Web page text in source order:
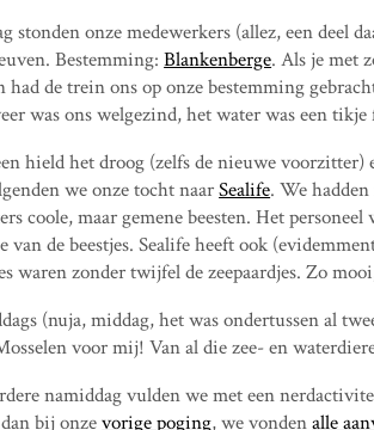
stonden onze medewerkers (allez, een deel
Bestemming:Blankenberge. Als je met
had de trein ons op onze bestemming
was ons welgezind, het water was een
hield het droog (zelfs de nieuwe
we onze tocht naarSealife. We
coole, maar gemene beesten. Het
van de beestjes. Sealife heeft ook
waren zonder twijfel de zeepaardjes. Zo
(nuja, middag, het was ondertussen al
voor mij! Van al die zee- en
namiddag vulden we met een
bij onzevorige poging, we vondenalle